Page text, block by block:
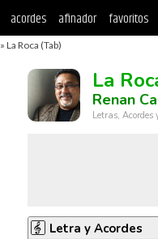
acordes afinador favoritos
» La Roca (Tab)
La
Renan
Letras,
Letra y Acordes